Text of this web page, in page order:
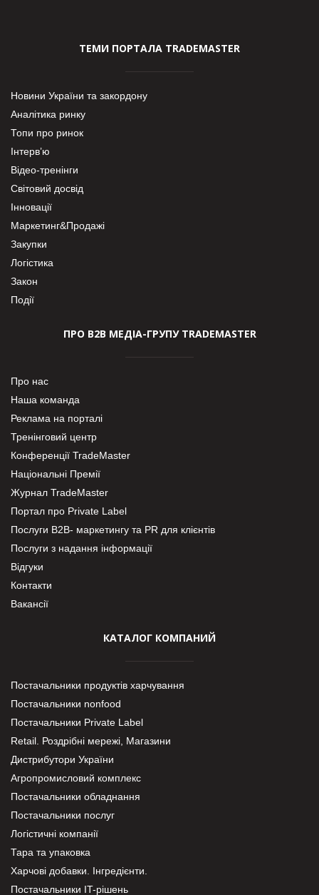
ТЕМИ ПОРТАЛА TRADEMASTER
Новини України та закордону
Аналітика ринку
Топи про ринок
Інтерв’ю
Відео-тренінги
Світовий досвід
Інновації
Маркетинг&Продажі
Закупки
Логістика
Закон
Події
ПРО В2В МЕДІА-ГРУПУ TRADEMASTER
Про нас
Наша команда
Реклама на порталі
Тренінговий центр
Конференції TradeMaster
Національні Премії
Журнал TradeMaster
Портал про Private Label
Послуги В2В- маркетингу та PR для клієнтів
Послуги з надання інформації
Відгуки
Контакти
Вакансії
КАТАЛОГ КОМПАНИЙ
Постачальники продуктів харчування
Постачальники nonfood
Постачальники Private Label
Retail. Роздрібні мережі, Магазини
Дистрибутори України
Агропромисловий комплекс
Постачальники обладнання
Постачальники послуг
Логістичні компанії
Тара та упаковка
Харчові добавки. Інгредієнти.
Постачальники IT-рішень